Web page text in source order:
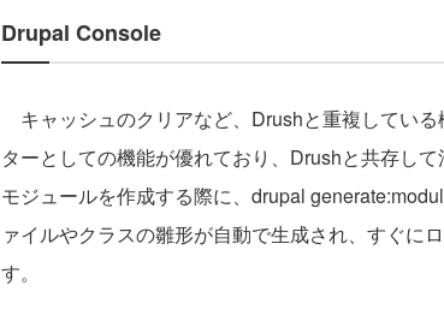
Drupal Console
キャッシュのクリアなど、Drushと重複してい
ターとしての機能が優れており、Drushと共存し
モジュールを作成する際に、drupal
ァイルやクラスの雛形が自動で生成され、すぐに
す。